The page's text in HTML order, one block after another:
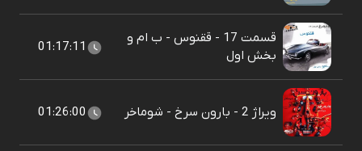
قسمت 17 - ققنوس - ب ام و
بخش اول
01:17:11
ویراژ 2 - بارون سرخ - شوماخر 01:26:00